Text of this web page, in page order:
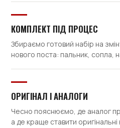
КОМПЛЕКТ ПІД ПРОЦЕС
Збираємо готовий набір на
нового поста: пальник, сопла,
ОРИГІНАЛ І АНАЛОГИ
Чесно пояснюємо, де аналог
а де краще ставити